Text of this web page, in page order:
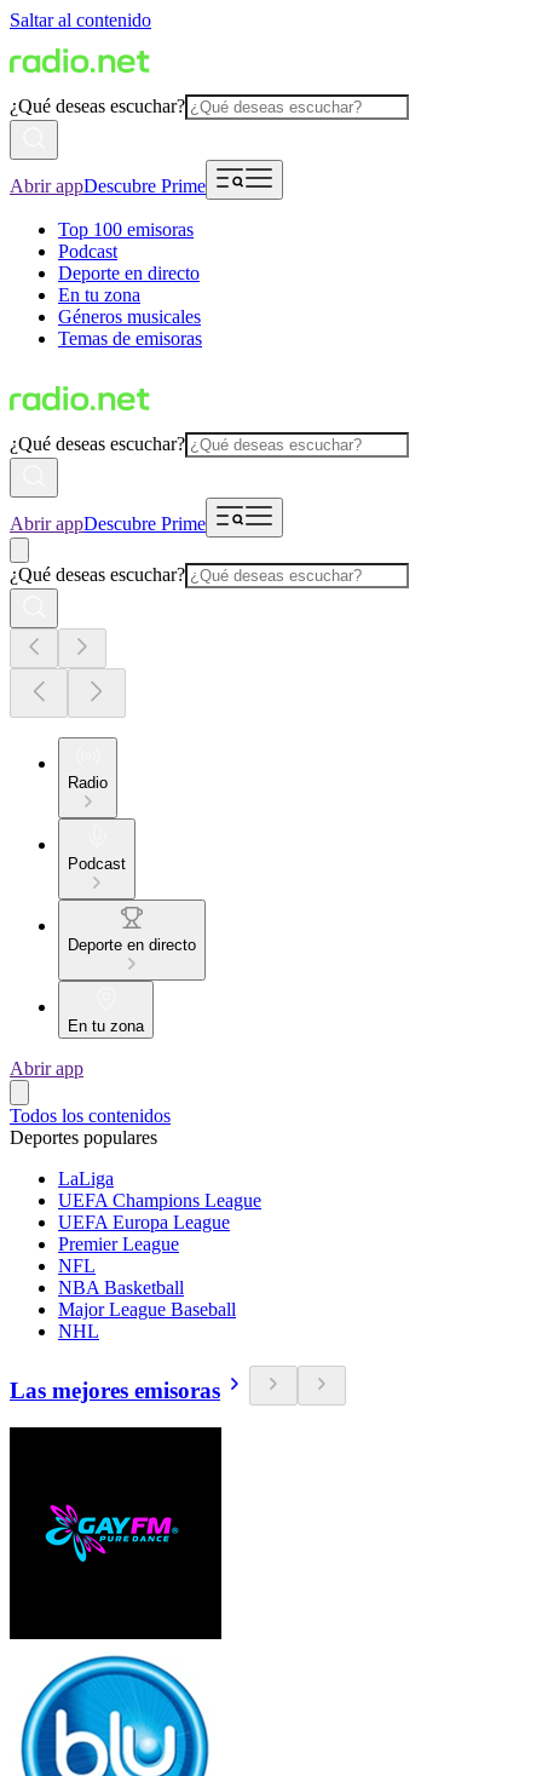
Saltar al contenido
¿Qué deseas escuchar?
Abrir appDescubre Prime
Top 100 emisoras
Podcast
Deporte en directo
En tu zona
Géneros musicales
Temas de emisoras
¿Qué deseas escuchar?
Abrir appDescubre Prime
¿Qué deseas escuchar?
Radio
Podcast
Deporte en directo
En tu zona
Abrir app
Todos los contenidos
Deportes populares
LaLiga
UEFA Champions League
UEFA Europa League
Premier League
NFL
NBA Basketball
Major League Baseball
NHL
Las mejores emisoras